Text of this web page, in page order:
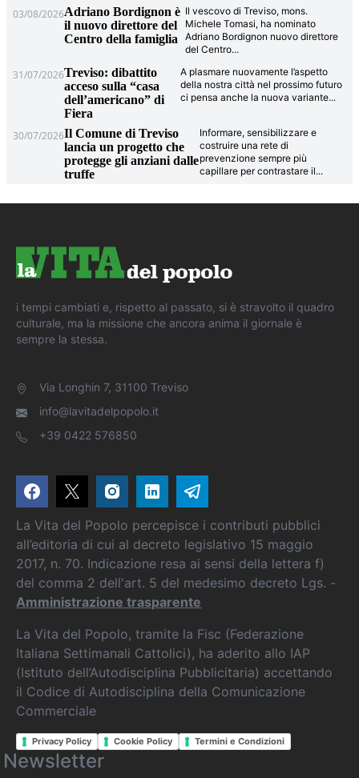
03/08/2026Adriano Bordignon è
il nuovo direttore del
Centro della famiglia
Il vescovo di Treviso, mons.
Michele Tomasi, ha nominato
Adriano Bordignon nuovo direttore
del Centro...
31/07/2026Treviso: dibattito
acceso sulla “casa
dell’americano” di
Fiera
A plasmare nuovamente l’aspetto
della nostra città nel prossimo futuro
ci pensa anche la nuova variante...
30/07/2026Il Comune di Treviso
lancia un progetto che
protegge gli anziani dalle
truffe
Informare, sensibilizzare e
costruire una rete di
prevenzione sempre più
capillare per contrastare il...
i tempi cambiati e, rispetto al passato, si è stravolto il quadro
culturale, ma la missione che ancora anima il giornale è
sempre la stessa.
Via Longhin 7, 31100 Treviso
info@lavitadelpopolo.it
+39 0422 576850
La Vita del Popolo percepisce i contributi pubblici
all’editoria di cui al decreto legislativo 15 maggio
2017, n. 70. Indicazione resa ai sensi della lettera f)
del comma 2 dell'art. 5 del medesimo decreto Lgs. -
Amministrazione trasparente
La Vita del Popolo, tramite la Fisc (Federazione
Italiana Settimanali Cattolici), ha aderito allo IAP
(Istituto dell’Autodisciplina Pubblicitaria) accettando
il Codice di Autodisciplina della Comunicazione
Commerciale
Privacy Policy Cookie Policy Termini e Condizioni
Newsletter